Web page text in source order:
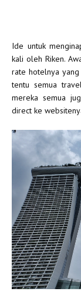
Ide untuk
kali oleh Riken.
rate hotelnya
tentu semua
mereka semua
direct ke